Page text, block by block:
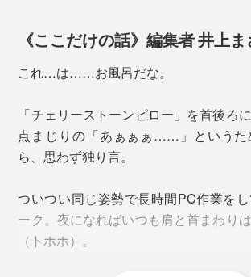
その気持ちよさを例えるなら、「湯船
うな感覚」です。
《ここだけの話》編集者 井上ま
これ…は……お風呂だな。
「チェリーストーンピロー」を首後ろ
点まじりの「あぁぁぁ……」というた
ら、思わず独り言。
ついつい同じ姿勢で長時間PC作業を
ーク。夜になればいつも肩と首まわり
（トホホ）。